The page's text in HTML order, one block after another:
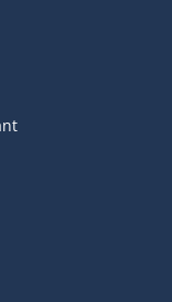
s'ouvrira
externe s'ouvrira